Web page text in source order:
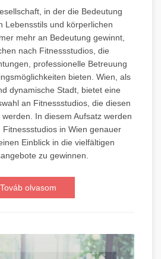
in der die Bedeutung
Lebensstils und körperlichen
mehr an Bedeutung gewinnt,
nach Fitnessstudios, die
professionelle Betreuung
bieten. Wien, als
dynamische Stadt, bietet eine
an Fitnessstudios, die diesen
In diesem Aufsatz werden
in Wien genauer
Einblick in die vielfältigen
zu gewinnen.
Továb olvasom